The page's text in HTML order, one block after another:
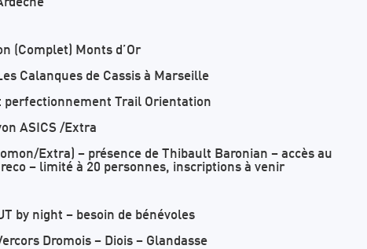
(Complet) Monts d’Or
Calanques de Cassis à Marseille
perfectionnement Trail Orientation
ASICS /Extra
Extra) – présence de Thibault Baronian – accès au
– limité à 20 personnes, inscriptions à venir
by night – besoin de bénévoles
Dromois – Diois – Glandasse